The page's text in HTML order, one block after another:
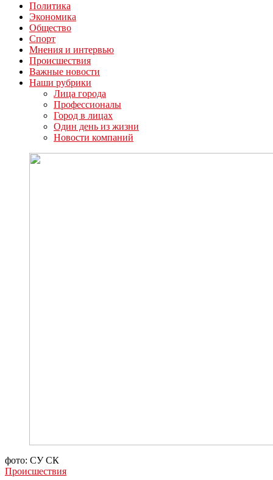
Политика
Экономика
Общество
Спорт
Мнения и интервью
Происшествия
Важные новости
Наши рубрики
Лица города
Профессионалы
Город в лицах
Один день из жизни
Новости компаний
фото: СУ СК
Происшествия